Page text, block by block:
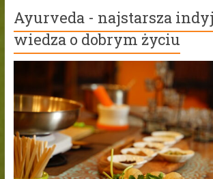
Ayurveda - najstarsza
wiedza o dobrym życiu